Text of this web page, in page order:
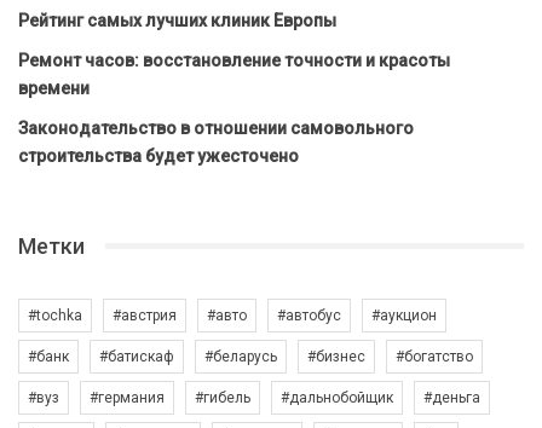
Рейтинг самых лучших клиник Европы
Ремонт часов: восстановление точности и красоты
времени
Законодательство в отношении самовольного
строительства будет ужесточено
Метки
#tochka #австрия #авто #автобус #аукцион
#банк #батискаф #беларусь #бизнес #богатство
#вуз #германия #гибель #дальнобойщик #деньга